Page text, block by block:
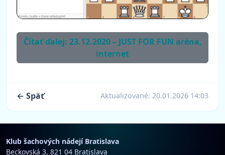
Čítať ďalej: 23.12.2020 – JUST FOR FUN aréna,
internet
← Späť Aktualizované: 20.01.2026 14:03
Klub šachových nádejí Bratislava
Beckovská 3, 821 04 Bratislava